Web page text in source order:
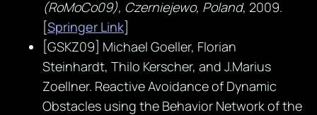
(RoMoCo09), Czerniejewo, Poland, 2009.
[Springer Link]
[GSKZ09] Michael Goeller, Florian
Steinhardt, Thilo Kerscher, and J.Marius
Zoellner. Reactive Avoidance of Dynamic
Obstacles using the Behavior Network of the